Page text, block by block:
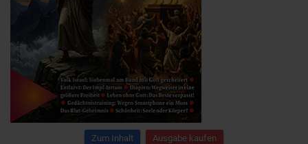
Zum Inhalt Ausgabe kaufen